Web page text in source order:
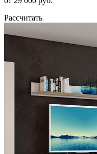
Рассчитать